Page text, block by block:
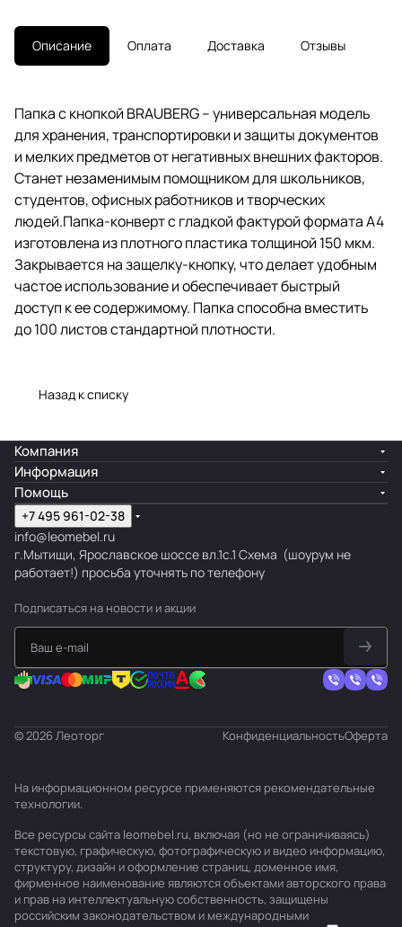
школьников, студентов, офисных
работников и творческих
людей.Папка-конверт с гладкой
пластика толщиной 150 мкм.
Закрывается на защелку-кнопку,
что делает удобным частое
использование и обеспечивает
быстрый доступ к ее
содержимому. Папка способна
вместить до 100 листов
стандартной плотности.
Описание Оплата Доставка Отзывы
Папка с кнопкой BRAUBERG – универсальная модель
для хранения, транспортировки и защиты документов
и мелких предметов от негативных внешних факторов.
Станет незаменимым помощником для школьников,
студентов, офисных работников и творческих
людей.Папка-конверт с гладкой фактурой формата А4
изготовлена из плотного пластика толщиной 150 мкм.
Закрывается на защелку-кнопку, что делает удобным
частое использование и обеспечивает быстрый
доступ к ее содержимому. Папка способна вместить
до 100 листов стандартной плотности.
Назад к списку
Компания
Информация
Помощь
+7 495 961-02-38
info@leomebel.ru
г.Мытищи, Ярославское шоссе вл.1с.1 Схема (шоурум не
работает!) просьба уточнять по телефону
Подписаться на новости и акции
© 2026 Леоторг КонфиденциальностьОферта
На информационном ресурсе применяются рекомендательные
технологии.
Все ресурсы сайта leomebel.ru, включая (но не ограничиваясь)
текстовую, графическую, фотографическую и видео информацию,
структуру, дизайн и оформление страниц, доменное имя,
фирменное наименование являются объектами авторского права
и прав на интеллектуальную собственность, защищены
российским законодательством и международными